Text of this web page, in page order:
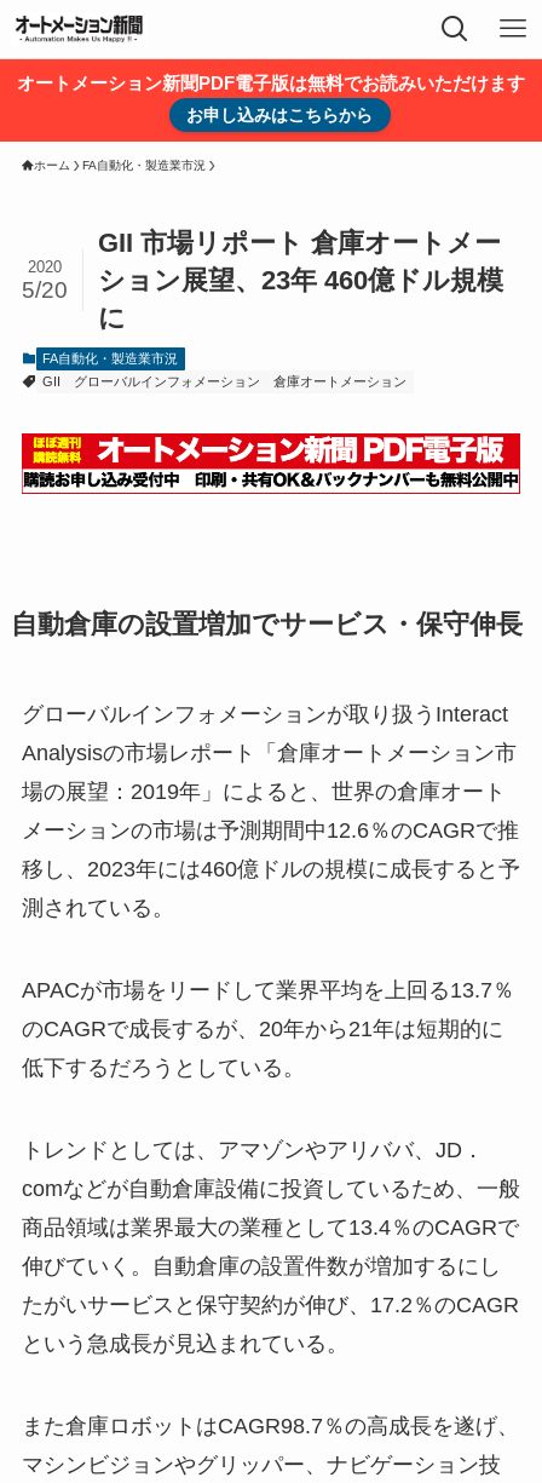
オートメーション新聞PDF電子版は無料でお読みいただけます
お申し込みはこちらから
ホーム FA自動化・製造業市況
GII 市場リポート 倉庫オートメー
ション展望、23年 460億ドル規模
に
2020
5/20
FA自動化・製造業市況
GII
グローバルインフォメーション 倉庫オートメーション
自動倉庫の設置増加でサービス・保守伸長
グローバルインフォメーションが取り扱うInteract
Analysisの市場レポート「倉庫オートメーション市
場の展望：2019年」によると、世界の倉庫オート
メーションの市場は予測期間中12.6％のCAGRで推
移し、2023年には460億ドルの規模に成長すると予
測されている。
APACが市場をリードして業界平均を上回る13.7％
のCAGRで成長するが、20年から21年は短期的に
低下するだろうとしている。
トレンドとしては、アマゾンやアリババ、JD．
comなどが自動倉庫設備に投資しているため、一般
商品領域は業界最大の業種として13.4％のCAGRで
伸びていく。自動倉庫の設置件数が増加するにし
たがいサービスと保守契約が伸び、17.2％のCAGR
という急成長が見込まれている。
また倉庫ロボットはCAGR98.7％の高成長を遂げ、
マシンビジョンやグリッパー、ナビゲーション技